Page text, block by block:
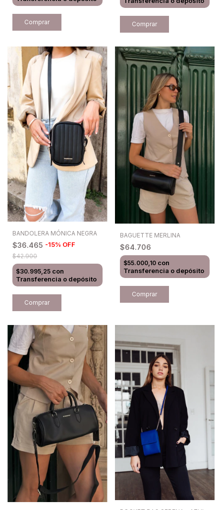
BANDOLERA MÓNICA NEGRA
$36.465 -15% OFF
$42.900
$30.995,25 con
Transferencia o depósito
BAGUETTE MERLINA
$64.706
$55.000,10 con
Transferencia o depósito